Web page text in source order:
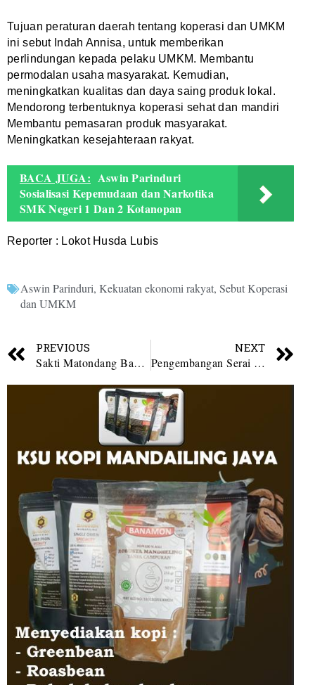
Tujuan peraturan daerah tentang koperasi dan UMKM
ini sebut Indah Annisa, untuk memberikan
perlindungan kepada pelaku UMKM. Membantu
permodalan usaha masyarakat. Kemudian,
meningkatkan kualitas dan daya saing produk lokal.
Mendorong terbentuknya koperasi sehat dan mandiri
Membantu pemasaran produk masyarakat.
Meningkatkan kesejahteraan rakyat.
BACA JUGA: Aswin Parinduri
Sosialisasi Kepemudaan dan Narkotika
SMK Negeri 1 Dan 2 Kotanopan
Reporter : Lokot Husda Lubis
Aswin Parinduri, Kekuatan ekonomi rakyat, Sebut Koperasi
dan UMKM
PREVIOUS
Sakti Matondang Bantah Pembongkaran Kuburan Disebabkan Harta Warisan
NEXT
Pengembangan Serai Wangi di Madina, Bupati Bawa Sejumlah Kadis Studi Tiru ke Garut